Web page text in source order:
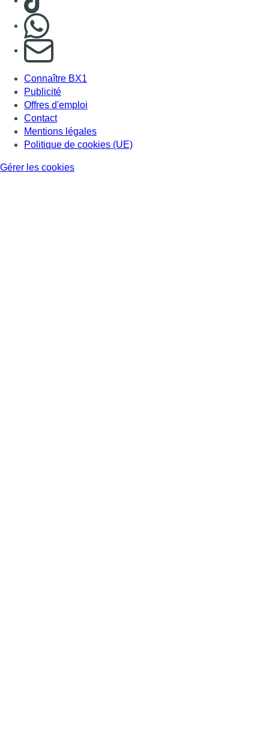
S'abonner à notre newsletter
Connaître BX1
Publicité
Offres d'emploi
Contact
Mentions légales
Politique de cookies (UE)
Gérer les cookies